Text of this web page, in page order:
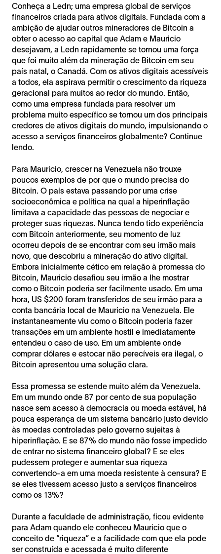
Conheça a Ledn; uma empresa global de serviços
financeiros criada para ativos digitais. Fundada com a
ambição de ajudar outros mineradores de Bitcoin a
obter o acesso ao capital que Adam e Mauricio
desejavam, a Ledn rapidamente se tornou uma força
que foi muito além da mineração de Bitcoin em seu
país natal, o Canadá. Com os ativos digitais acessíveis
a todos, ela aspirava permitir o crescimento da riqueza
geracional para muitos ao redor do mundo. Então,
como uma empresa fundada para resolver um
problema muito específico se tornou um dos principais
credores de ativos digitais do mundo, impulsionando o
acesso a serviços financeiros globalmente? Continue
lendo.
Para Mauricio, crescer na Venezuela não trouxe
poucos exemplos de por que o mundo precisa do
Bitcoin. O país estava passando por uma crise
socioeconômica e política na qual a hiperinflação
limitava a capacidade das pessoas de negociar e
proteger suas riquezas. Nunca tendo tido experiência
com Bitcoin anteriormente, seu momento de luz
ocorreu depois de se encontrar com seu irmão mais
novo, que descobriu a mineração do ativo digital.
Embora inicialmente cético em relação à promessa do
Bitcoin, Mauricio desafiou seu irmão a lhe mostrar
como o Bitcoin poderia ser facilmente usado. Em uma
hora, US $200 foram transferidos de seu irmão para a
conta bancária local de Mauricio na Venezuela. Ele
instantaneamente viu como o Bitcoin poderia fazer
transações em um ambiente hostil e imediatamente
entendeu o caso de uso. Em um ambiente onde
comprar dólares e estocar não perecíveis era ilegal, o
Bitcoin apresentou uma solução clara.
Essa promessa se estende muito além da Venezuela.
Em um mundo onde 87 por cento de sua população
nasce sem acesso à democracia ou moeda estável, há
pouca esperança de um sistema bancário justo devido
às moedas controladas pelo governo sujeitas à
hiperinflação. E se 87% do mundo não fosse impedido
de entrar no sistema financeiro global? E se eles
pudessem proteger e aumentar sua riqueza
convertendo-a em uma moeda resistente à censura? E
se eles tivessem acesso justo a serviços financeiros
como os 13%?
Durante a faculdade de administração, ficou evidente
para Adam quando ele conheceu Mauricio que o
conceito de “riqueza” e a facilidade com que ela pode
ser construída e acessada é muito diferente